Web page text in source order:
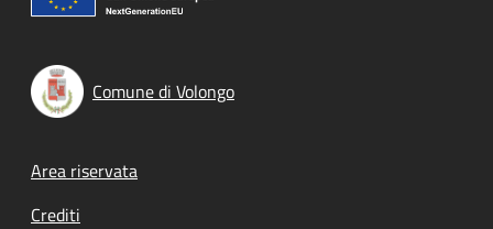
Comune di Volongo
Footer menu
Area riservata
Crediti